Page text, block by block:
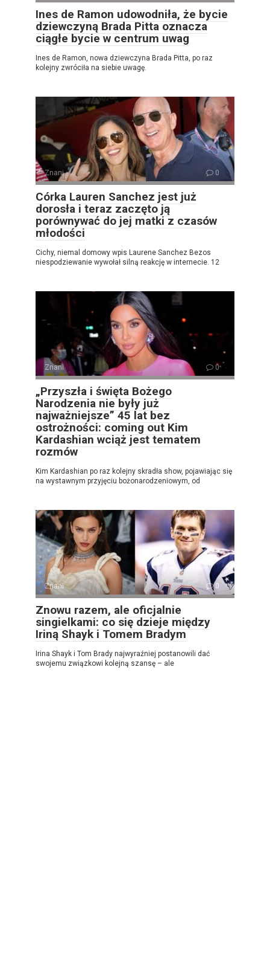
Ines de Ramon udowodniła, że ​​bycie
dziewczyną Brada Pitta oznacza
ciągłe bycie w centrum uwag
Ines de Ramon, nowa dziewczyna Brada Pitta, po raz
kolejny zwróciła na siebie uwagę.
Znani 0
Córka Lauren Sanchez jest już
dorosła i teraz zaczęto ją
porównywać do jej matki z czasów
młodości
Cichy, niemal domowy wpis Laurene Sanchez Bezos
niespodziewanie wywołał silną reakcję w internecie. 12
Znani 0
„Przyszła i święta Bożego
Narodzenia nie były już
najważniejsze” 45 lat bez
ostrożności: coming out Kim
Kardashian wciąż jest tematem
rozmów
Kim Kardashian po raz kolejny skradła show, pojawiając się
na wystawnym przyjęciu bożonarodzeniowym, od
Znani 0
Znowu razem, ale oficjalnie
singielkami: co się dzieje między
Iriną Shayk i Tomem Bradym
Irina Shayk i Tom Brady najwyraźniej postanowili dać
swojemu związkowi kolejną szansę – ale